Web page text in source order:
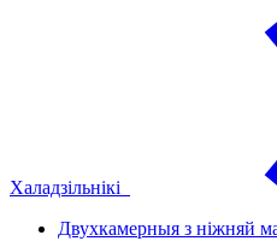
Халадзільнікі
Двухкамерныя з ніжняй